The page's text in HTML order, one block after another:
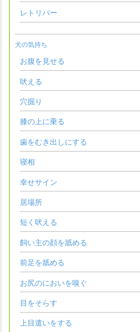
レトリバー
犬の気持ち
お腹を見せる
吠える
穴掘り
膝の上に乗る
歯をむき出しにする
寝相
幸せサイン
居場所
短く吠える
飼い主の顔を舐める
前足を舐める
お尻のにおいを嗅ぐ
目をそらす
上目遣いをする